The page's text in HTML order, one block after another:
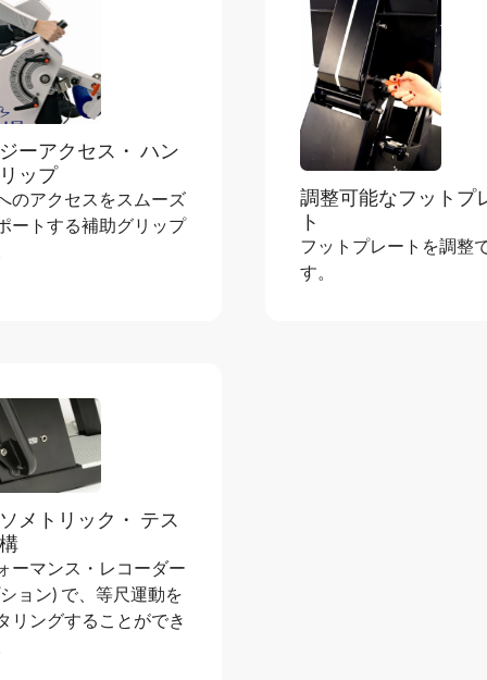
ーアクセス・ ハン
ップ
のアクセスをスムーズ
ートする補助グリップ
調整可能なフットプ
ト
フットプレートを調整
す。
メトリック・ テス
ーマンス・レコーダー
ョン) で、等尺運動を
リングすることができ